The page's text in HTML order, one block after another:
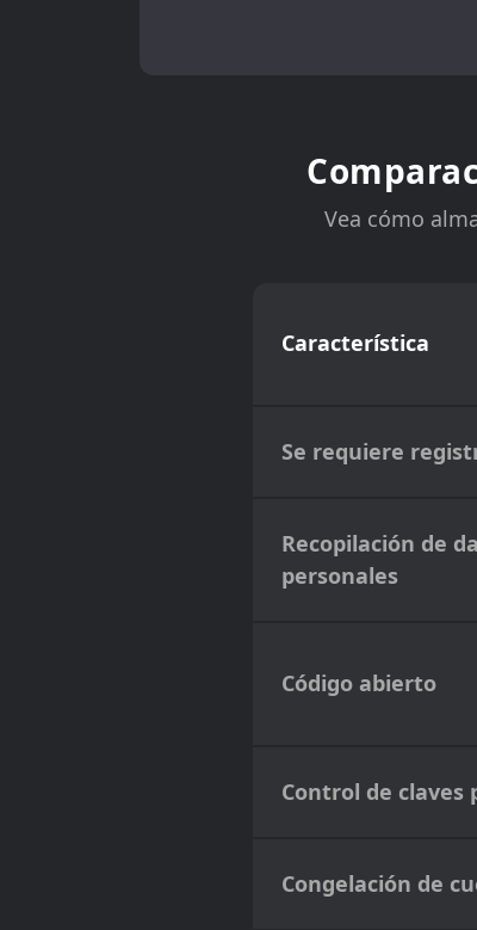
Vea cómo
Característica
Se requiere
Recopilación de
personales
Código abierto
Control de claves
Congelación de